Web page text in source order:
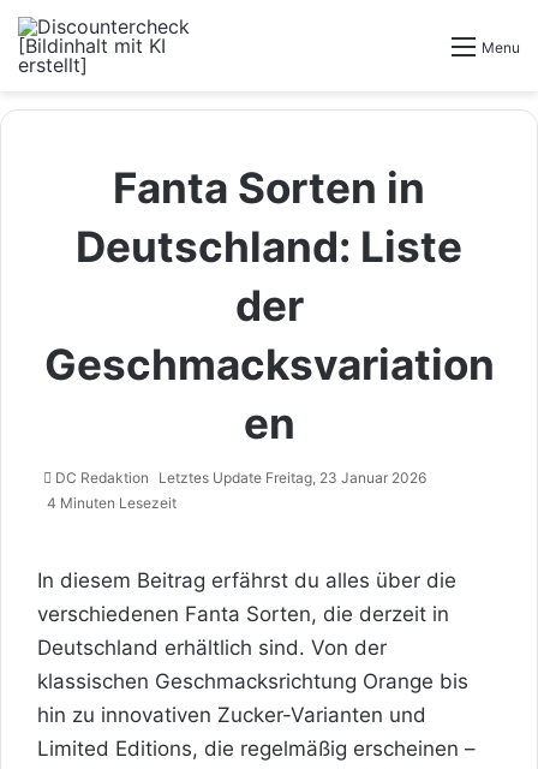
Menu
Fanta Sorten in
Deutschland: Liste
der
Geschmacksvariation
en
DC Redaktion
Letztes Update Freitag, 23 Januar 2026
4 Minuten Lesezeit
In diesem Beitrag erfährst du alles über die
verschiedenen Fanta Sorten, die derzeit in
Deutschland erhältlich sind. Von der
klassischen Geschmacksrichtung Orange bis
hin zu innovativen Zucker-Varianten und
Limited Editions, die regelmäßig erscheinen –